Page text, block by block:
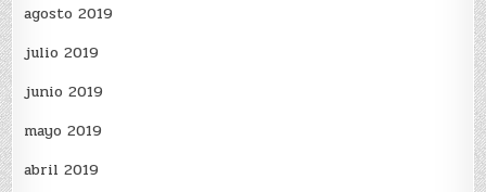
agosto 2019
julio 2019
junio 2019
mayo 2019
abril 2019